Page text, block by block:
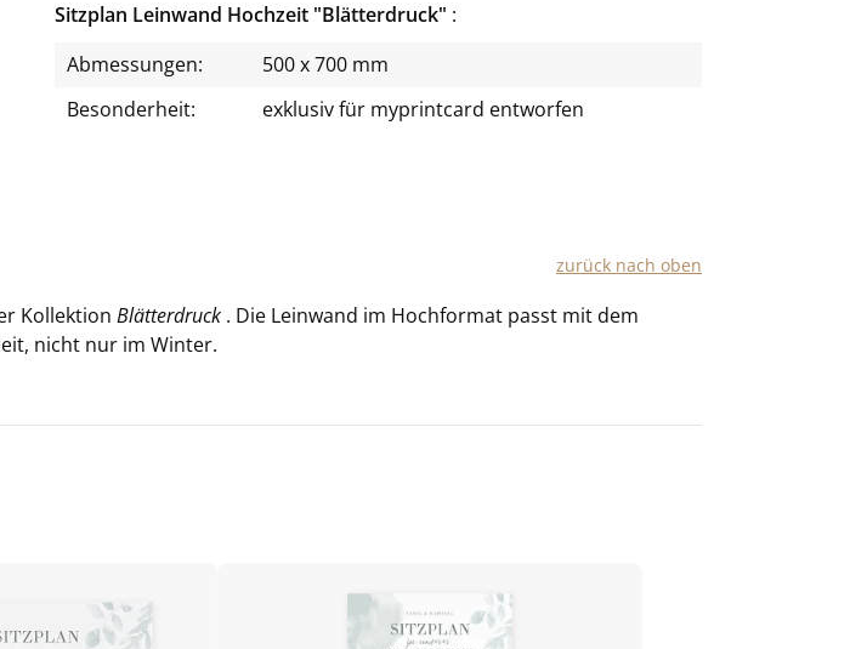
Sitzplan Leinwand Hochzeit "Blätterdruck"
Abmessungen:
500 x 700 mm
Besonderheit:
exklusiv für myprintcard entworfen
zu­rück nach oben
Kol­lek­ti­on Blät­ter­druck . Die Lein­wand im Hoch­for­mat passt mit dem
nicht nur im Win­ter.